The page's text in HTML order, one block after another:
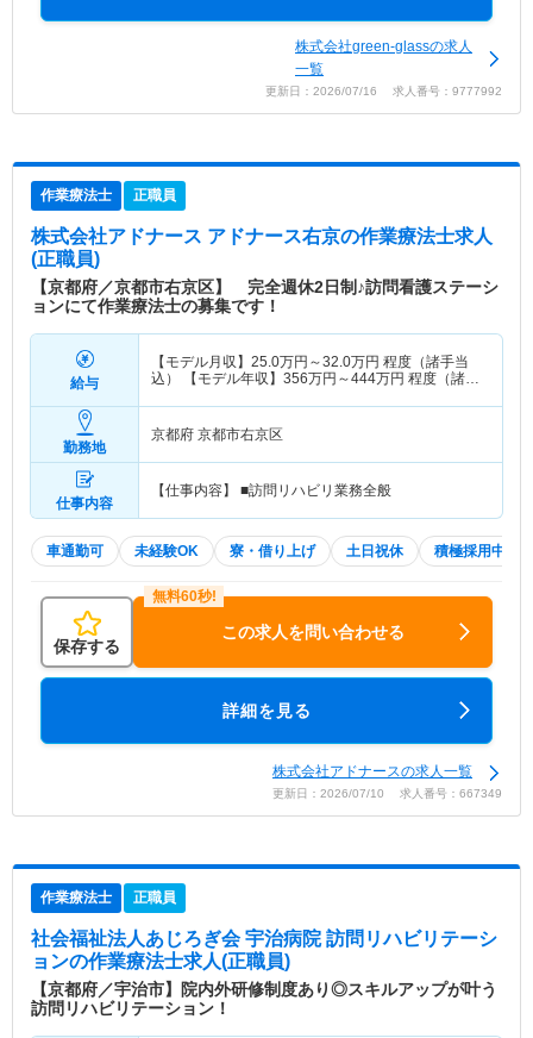
株式会社green-glassの求人
一覧
更新日：2026/07/16 求人番号：9777992
作業療法士 正職員
株式会社アドナース アドナース右京の作業療法士求人
(正職員)
【京都府／京都市右京区】 完全週休2日制♪訪問看護ステーシ
ョンにて作業療法士の募集です！
給与
【モデル月収】 25.0万円～32.0万円 程度（諸手当
込） 【モデル年収】 356万円～444万円 程度（諸手
勤務地
京都府 京都市右京区
仕事内容
【仕事内容】 ■訪問リハビリ業務全般
車通勤可 未経験OK 寮・借り上げ 土日祝休 積極採用中
保存する
この求人を問い合わせる
詳細を見る
株式会社アドナースの求人一覧
更新日：2026/07/10 求人番号：667349
作業療法士 正職員
社会福祉法人あじろぎ会 宇治病院 訪問リハビリテーシ
ョンの作業療法士求人(正職員)
【京都府／宇治市】院内外研修制度あり◎スキルアップが叶う
訪問リハビリテーション！